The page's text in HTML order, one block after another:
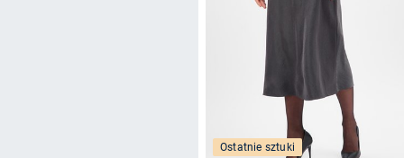
Ostatnie sztuki